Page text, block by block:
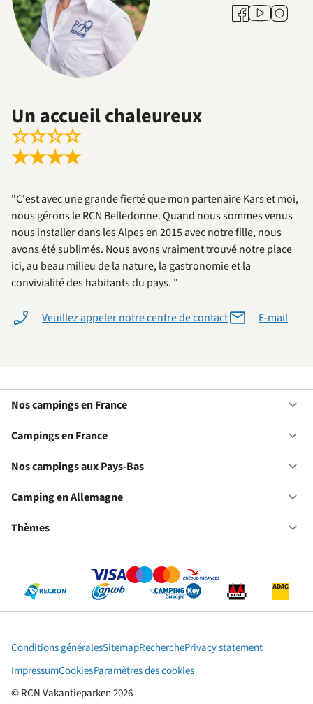
Facebook
Youtube
Un accueil chaleureux
☆☆☆☆
★★★★
"C'est avec une grande fierté que mon partenaire Kars et moi,
nous gérons le RCN Belledonne. Quand nous sommes venus
nous installer dans les Alpes en 2015 avec notre fille, nous
avons été sublimés. Nous avons vraiment trouvé notre place
ici, au beau milieu de la nature, la gastronomie et la
convivialité des habitants du pays. "
Veuillez appeler notre centre de contact E-mail
Nos campings en France
Campings en France
Nos campings aux Pays-Bas
Camping en Allemagne
Thèmes
© RCN Vakantieparken 2026
Conditions généralesSitemapRecherchePrivacy statement
ImpressumCookiesParamètres des cookies